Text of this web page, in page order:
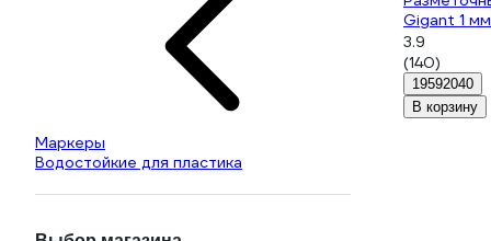
Маркеры
Водостойкие для пластика
Gigant 1
3.9
(140)
19592040
В корзину